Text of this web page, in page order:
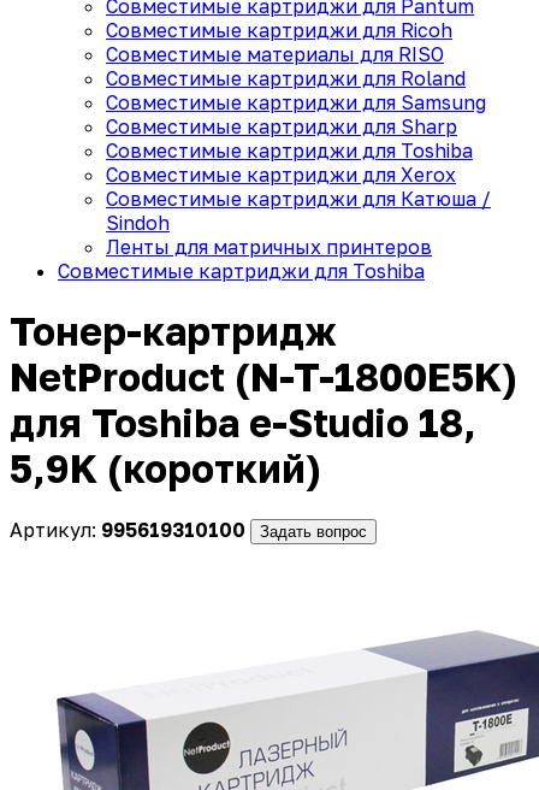
Совместимые картриджи для Pantum
Совместимые картриджи для Ricoh
Совместимые материалы для RISO
Совместимые картриджи для Roland
Совместимые картриджи для Samsung
Совместимые картриджи для Sharp
Совместимые картриджи для Toshiba
Совместимые картриджи для Xerox
Совместимые картриджи для Катюша /
Sindoh
Ленты для матричных принтеров
Совместимые картриджи для Toshiba
Тонер-картридж
NetProduct (N-T-1800E5K)
для Toshiba e-Studio 18,
5,9K (короткий)
Артикул: 995619310100 Задать вопрос